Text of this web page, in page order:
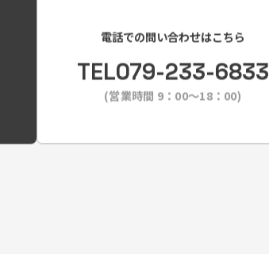
電話での問い合わせはこちら
TEL079-233-6833
(営業時間 9：00〜18：00)